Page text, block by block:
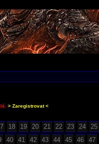
> Zaregistrovat <
18 19 20 21 22 23 24
25
40 41 42 43 44 45 46
47